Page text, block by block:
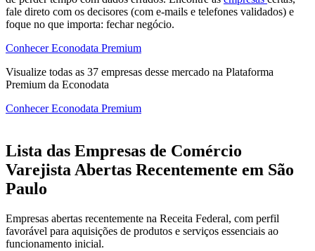
fale direto com os decisores (com e-mails e telefones validados) e
foque no que importa: fechar negócio.
Conhecer Econodata Premium
Visualize todas as 37 empresas desse mercado na Plataforma
Premium da Econodata
Conhecer Econodata Premium
Lista das Empresas de Comércio
Varejista Abertas Recentemente em São
Paulo
Empresas abertas recentemente na Receita Federal, com perfil
favorável para aquisições de produtos e serviços essenciais ao
funcionamento inicial.